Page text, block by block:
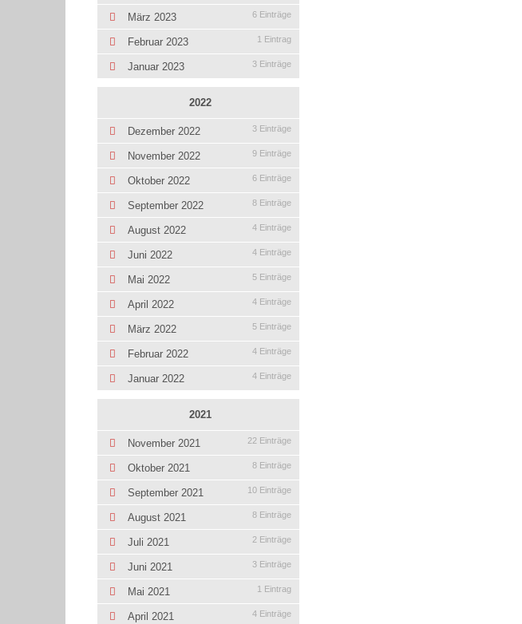
März 2023 6 Einträge
Februar 2023 1 Eintrag
Januar 2023 3 Einträge
2022
Dezember 2022 3 Einträge
November 2022 9 Einträge
Oktober 2022 6 Einträge
September 2022 8 Einträge
August 2022 4 Einträge
Juni 2022 4 Einträge
Mai 2022 5 Einträge
April 2022 4 Einträge
März 2022 5 Einträge
Februar 2022 4 Einträge
Januar 2022 4 Einträge
2021
November 2021 22 Einträge
Oktober 2021 8 Einträge
September 2021 10 Einträge
August 2021 8 Einträge
Juli 2021 2 Einträge
Juni 2021 3 Einträge
Mai 2021 1 Eintrag
April 2021 4 Einträge